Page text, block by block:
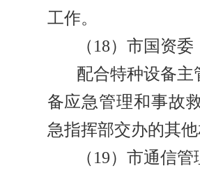
工作。
（ 18）市国资委
配合特种设备
备应急管理和事故
急指挥部交办的其
（ 19）市通信管